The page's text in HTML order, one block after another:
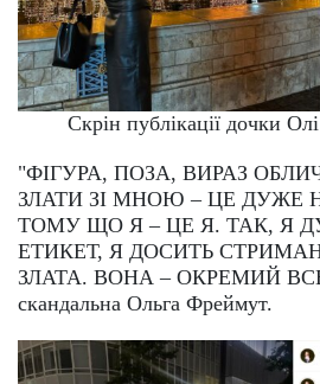
Скрін публікації дочки
"ФІГУРА, ПОЗА, ВИРАЗ
ЗЛАТИ ЗІ МНОЮ – ЦЕ ДУЖЕ
ТОМУ ЩО Я – ЦЕ Я. ТАК, Я
ЕТИКЕТ, Я ДОСИТЬ
ЗЛАТА. ВОНА – ОКРЕМИЙ
скандальна Ольга Фреймут.